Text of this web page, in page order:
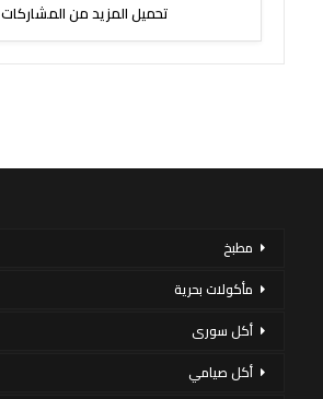
تحميل المزيد من المشاركات
مطبخ
مأكولات بحرية
أكل سورى
أكل صيامي